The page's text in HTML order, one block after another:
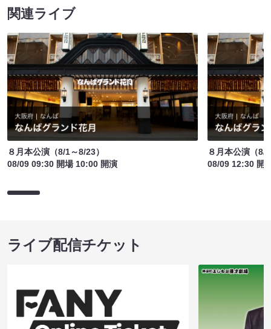
関連ライブ
８月本公演（8/1～8/23）
08/09 09:30 開場 10:00 開演
８月本公演（8/
08/09 12:30 開
ライブ配信チケット